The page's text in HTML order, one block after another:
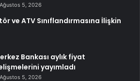
Ağustos 5, 2026
ve ATV Sınıflandırmasına İlişkin
Bankası aylık fiyat
yayımladı
Ağustos 5, 2026